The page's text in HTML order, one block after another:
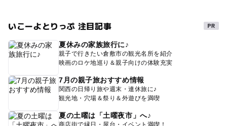
いこーよとりっぷ 注目記事
夏休みの家族旅行に♪
親子で行きたい倉敷市の観光名所を紹介
映画のロケ地巡り＆親子向けの体験充実
7月の親子旅おすすめ情報
関西の日帰り旅や週末・連休旅に♪
観光地・穴場＆祭り＆外遊びを満喫
夏の土曜は「土曜夜市」へ♪
商店街で縁日・屋台・イベント満喫！